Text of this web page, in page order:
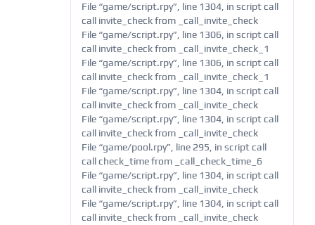
File “game/script.rpy”, line 1304, in script call
call invite_check from _call_invite_check
File “game/script.rpy”, line 1306, in script call
call invite_check from _call_invite_check_1
File “game/script.rpy”, line 1306, in script call
call invite_check from _call_invite_check_1
File “game/script.rpy”, line 1304, in script call
call invite_check from _call_invite_check
File “game/script.rpy”, line 1304, in script call
call invite_check from _call_invite_check
File “game/pool.rpy”, line 295, in script call
call check_time from _call_check_time_6
File “game/script.rpy”, line 1304, in script call
call invite_check from _call_invite_check
File “game/script.rpy”, line 1304, in script call
call invite_check from _call_invite_check